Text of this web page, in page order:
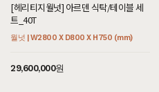
[헤리티지월넛] 아르덴 식탁/테이블 세
트_40T
월넛 | W2800 X D800 X H750 (mm)
29,600,000원